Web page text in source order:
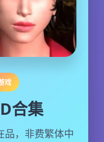
戏
合集
品，非费繁体中